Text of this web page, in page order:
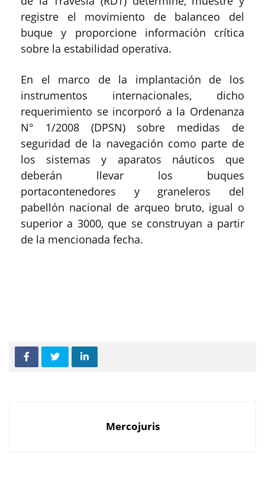
registre el movimiento de balanceo del
buque y proporcione información crítica
sobre la estabilidad operativa.
En el marco de la implantación de los
instrumentos internacionales, dicho
requerimiento se incorporó a la Ordenanza
N° 1/2008 (DPSN) sobre medidas de
seguridad de la navegación como parte de
los sistemas y aparatos náuticos que
deberán llevar los buques
portacontenedores y graneleros del
pabellón nacional de arqueo bruto, igual o
superior a 3000, que se construyan a partir
de la mencionada fecha.
Mercojuris